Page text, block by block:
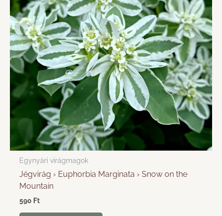
Egynyári virágmagok
Jégvirág › Euphorbia Marginata › Snow on the
Mountain
590 Ft